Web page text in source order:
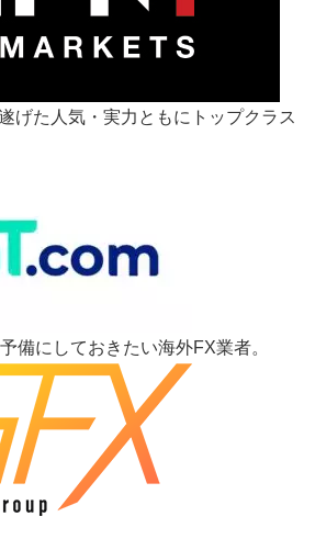
げた人気・実力ともにトップクラス
備にしておきたい海外FX業者。